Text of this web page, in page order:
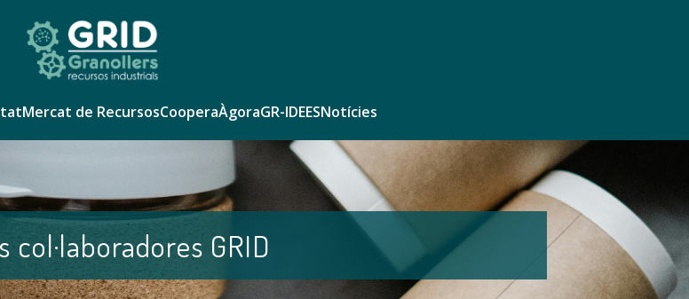
Mercat de RecursosCooperaÀgoraGR-IDEESNotícies
col·laboradores GRID